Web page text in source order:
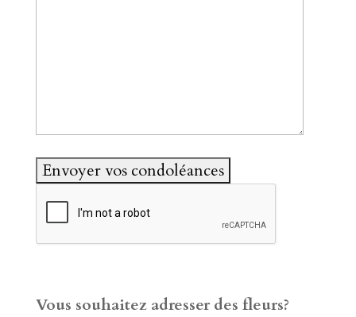
Vous souhaitez adresser des fleurs?